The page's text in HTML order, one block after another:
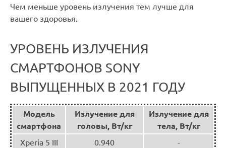
Чем меньше уровень излучения тем лучше для
вашего здоровья.
УРОВЕНЬ ИЗЛУЧЕНИЯ
СМАРТФОНОВ SONY
ВЫПУЩЕННЫХ В 2021 ГОДУ
Модель
смартфона
Излучение для
головы, Вт/кг
Излучение для
тела, Вт/кг
Xperia 5 III
0.940 -